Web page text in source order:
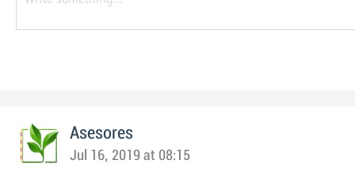
Asesores
Jul 16, 2019 at 08:15